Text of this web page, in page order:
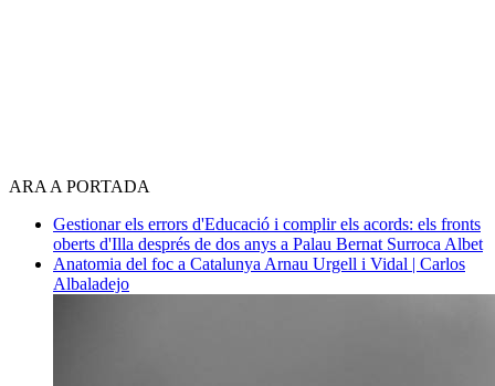
ARA A PORTADA
Gestionar els errors d'Educació i complir els acords: els fronts
oberts d'Illa després de dos anys a Palau Bernat Surroca Albet
Anatomia del foc a Catalunya Arnau Urgell i Vidal | Carlos
Albaladejo